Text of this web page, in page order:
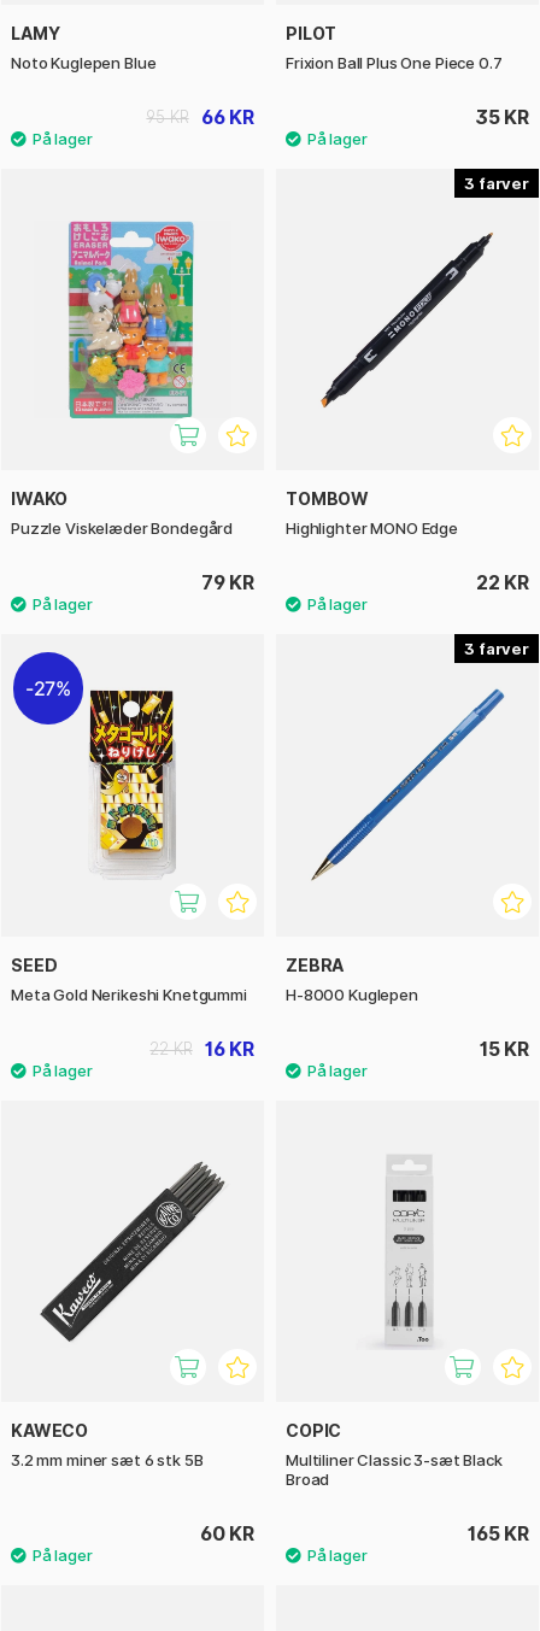
LAMY
Noto Kuglepen Blue
66 KR
95 KR
PILOT
Frixion Ball Plus One Piece 0.7
35 KR
IWAKO
Puzzle Viskelæder Bondegård
79 KR
3
TOMBOW
Highlighter MONO Edge
22 KR
27%
SEED
Meta Gold Nerikeshi Knetgummi
16 KR
22 KR
3
ZEBRA
H-8000 Kuglepen
15 KR
KAWECO
3.2 mm miner sæt 6 stk 5B
60 KR
COPIC
Multiliner Classic 3-sæt Black
Broad
165 KR